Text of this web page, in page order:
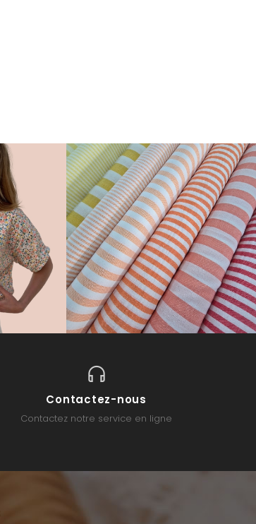
Contactez-nous
Contactez notre service en ligne